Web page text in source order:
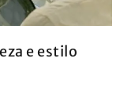
e estilo